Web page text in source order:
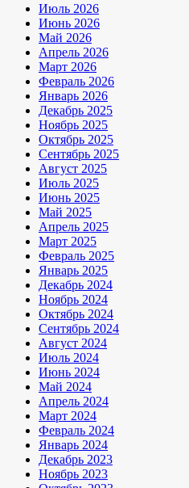
Июль 2026
Июнь 2026
Май 2026
Апрель 2026
Март 2026
Февраль 2026
Январь 2026
Декабрь 2025
Ноябрь 2025
Октябрь 2025
Сентябрь 2025
Август 2025
Июль 2025
Июнь 2025
Май 2025
Апрель 2025
Март 2025
Февраль 2025
Январь 2025
Декабрь 2024
Ноябрь 2024
Октябрь 2024
Сентябрь 2024
Август 2024
Июль 2024
Июнь 2024
Май 2024
Апрель 2024
Март 2024
Февраль 2024
Январь 2024
Декабрь 2023
Ноябрь 2023